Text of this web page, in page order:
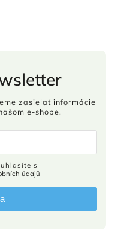
zasielať informácie
e-shope.
údajů